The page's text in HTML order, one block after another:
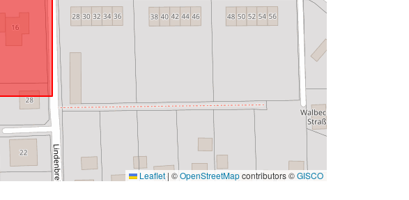
Leaflet | ©OpenStreetMapcontributors ©GISCO